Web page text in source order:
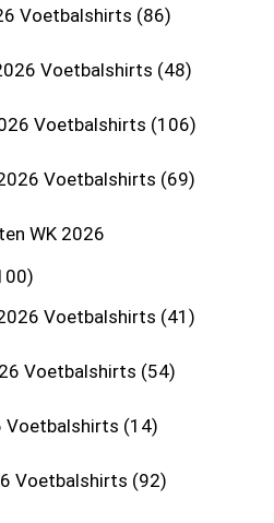
Voetbalshirts 86
Voetbalshirts 48
Voetbalshirts 106
Voetbalshirts 69
WK 2026
Voetbalshirts 41
Voetbalshirts 54
Voetbalshirts 14
Voetbalshirts 92